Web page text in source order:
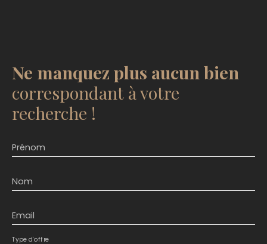
Ne manquez plus aucun bien
correspondant à votre
recherche !
Prénom
Nom
Email
Type d'offre